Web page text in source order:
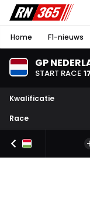
Home F1-nieuws
GP
START RACE 17
Kwalificatie
Race